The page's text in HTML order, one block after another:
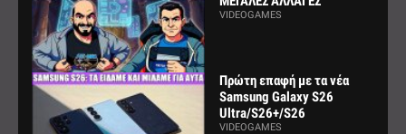
VIDEOGAMES
Πρώτη επαφή με τα νέα
Samsung Galaxy S26
Ultra/S26+/S26
VIDEOGAMES